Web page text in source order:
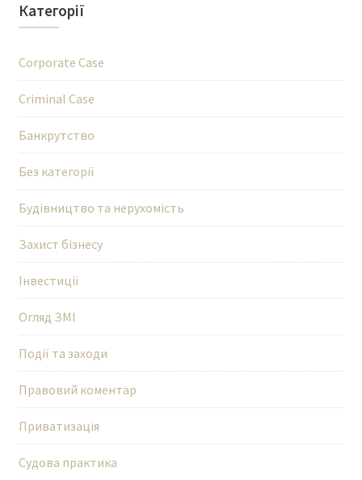
Категорії
Corporate Case
Criminal Case
Банкрутство
Без категорії
Будівництво та нерухомість
Захист бізнесу
Інвестиції
Огляд ЗМІ
Події та заходи
Правовий коментар
Приватизація
Судова практика